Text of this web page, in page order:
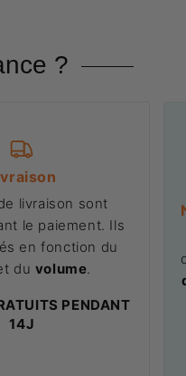
?
livraison sont
le paiement. Ils
en fonction du
du volume.
PENDANT
14J